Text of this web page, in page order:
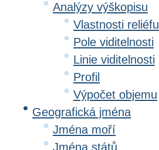
Analýzy výškopisu
Vlastnosti reliéfu
Pole viditelnosti
Linie viditelnosti
Profil
Výpočet objemu
Geografická jména
Jména moří
Jména států